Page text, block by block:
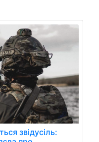
звідусіль: